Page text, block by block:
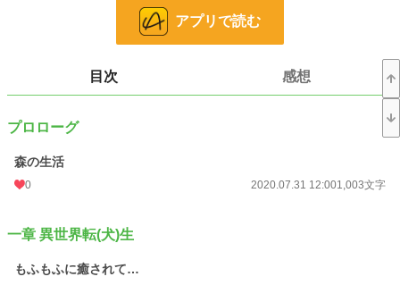
能天気タラシワンコの異世界転(犬)生です。
ワンコは無自覚防御チートで、ワンコは無双出来ないけど、ワンコに惹かれた周
全年齢対応のつもりですが、血が出たりするので多分R15になるかもしれませ
小説 228,608 位 / 228,608 件
ファンタジー
お気に入り
アプリで読む
目次 感想
プロローグ
森の生活
0 2020.07.31 12:001,003文字
一章 異世界転(犬)生
もふもふに癒されて…